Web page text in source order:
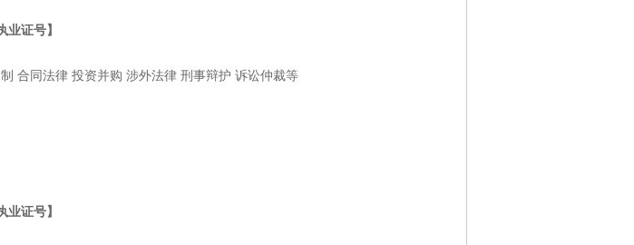
业证号】
合同法律 投资并购 涉外法律 刑事辩护 诉讼仲裁等
业证号】